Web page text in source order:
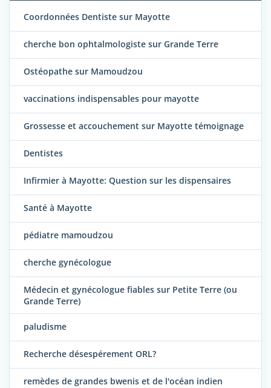
Coordonnées Dentiste sur Mayotte
cherche bon ophtalmologiste sur Grande Terre
Ostéopathe sur Mamoudzou
vaccinations indispensables pour mayotte
Grossesse et accouchement sur Mayotte témoignage
Dentistes
Infirmier à Mayotte: Question sur les dispensaires
Santé à Mayotte
pédiatre mamoudzou
cherche gynécologue
Médecin et gynécologue fiables sur Petite Terre (ou
Grande Terre)
paludisme
Recherche désespérement ORL?
remèdes de grandes bwenis et de l'océan indien